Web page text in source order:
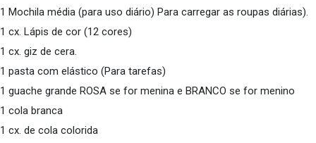
1 Mochila média (para uso diário) Para carregar as roupas diárias).
1 cx. Lápis de cor (12 cores)
1 cx. giz de cera.
1 pasta com elástico (Para tarefas)
1 guache grande ROSA se for menina e BRANCO se for menino
1 cola branca
1 cx. de cola colorida